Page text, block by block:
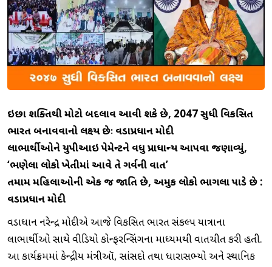
ઇચ્છા શક્તિથી મોટો બદલાવ આવી શકે છે, 2047 સુધી વિકસિત
ભારત બનાવવાનો લક્ષ્ય છેઃ વડાપ્રધાન મોદી
લાભાર્થીઓને યુપીઆઇ પેમેન્ટને વધુ પ્રાધાન્ય આપવા જણાવ્યું,
‘ભણેલા લોકો ખેતીમાં આવે તે ગર્વની વાત’
તમામ મહિલાઓની એક જ જાતિ છે, અમુક લોકો ભાગલા પાડે છે :
વડાપ્રધાન મોદી
વડાપ્રધાન નરેન્દ્ર મોદીએ આજે વિકસિત ભારત સંકલ્પ યાત્રાના
લાભાર્થીઓ સાથે વીડિયો કોન્ફરન્સિંગના માધ્યમથી વાતચીત કરી હતી.
આ કાર્યક્રમમાં કેન્દ્રીય મંત્રીઑ, સાંસદો તથા ધારાસભ્યો અને સ્થાનિક